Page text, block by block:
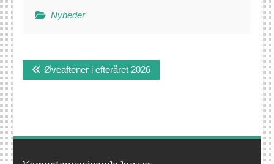
Nyheder
Øveaftener i efteråret 2026